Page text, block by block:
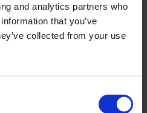
and analytics partners who
that you’ve
collected from your use